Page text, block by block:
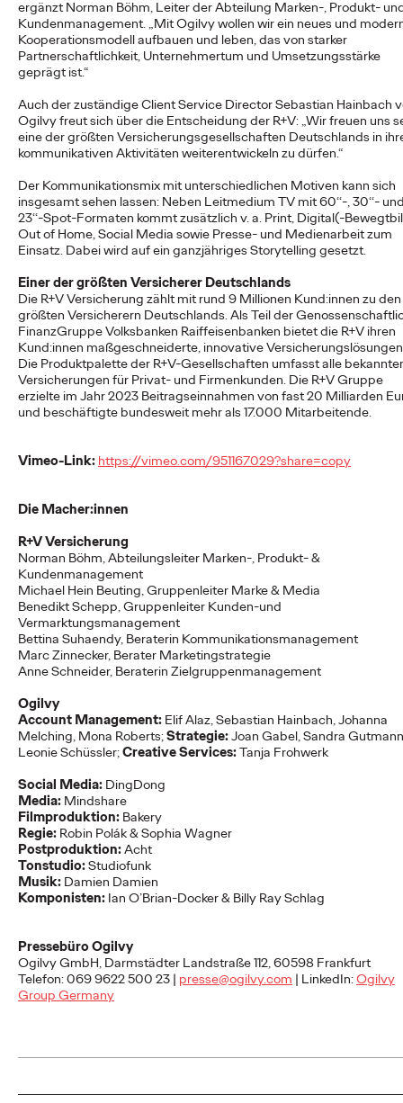
ergänzt Norman Böhm, Leiter der Abteilung Marken-, Produkt-
Kundenmanagement. „Mit Ogilvy wollen wir ein neues und
Kooperationsmodell aufbauen und leben, das von starker
Partnerschaftlichkeit, Unternehmertum und Umsetzungsstärke
geprägt ist.“
Auch der zuständige Client Service Director Sebastian Hainbach
Ogilvy freut sich über die Entscheidung der R+V: „Wir freuen uns
eine der größten Versicherungsgesellschaften Deutschlands in
kommunikativen Aktivitäten weiterentwickeln zu dürfen.“
Der Kommunikationsmix mit unterschiedlichen Motiven kann sich
insgesamt sehen lassen: Neben Leitmedium TV mit 60‘‘-, 30‘‘-
23‘‘-Spot-Formaten kommt zusätzlich v. a. Print, Digital(-
Out of Home, Social Media sowie Presse- und Medienarbeit zum
Einsatz. Dabei wird auf ein ganzjähriges Storytelling gesetzt.
Einer der größten Versicherer Deutschlands
Die R+V Versicherung zählt mit rund 9 Millionen Kund:innen zu den
größten Versicherern Deutschlands. Als Teil der
FinanzGruppe Volksbanken Raiffeisenbanken bietet die R+V ihren
Kund:innen maßgeschneiderte, innovative
Die Produktpalette der R+V-Gesellschaften umfasst alle
Versicherungen für Privat- und Firmenkunden. Die R+V Gruppe
erzielte im Jahr 2023 Beitragseinnahmen von fast 20 Milliarden
und beschäftigte bundesweit mehr als 17.000 Mitarbeitende.
Vimeo-Link: https://vimeo.com/951167029?share=copy
Die Macher:innen
R+V Versicherung
Norman Böhm, Abteilungsleiter Marken-, Produkt- &
Kundenmanagement
Michael Hein Beuting, Gruppenleiter Marke & Media
Benedikt Schepp, Gruppenleiter Kunden-und
Vermarktungsmanagement
Bettina Suhaendy, Beraterin Kommunikationsmanagement
Marc Zinnecker, Berater Marketingstrategie
Anne Schneider, Beraterin Zielgruppenmanagement
Ogilvy
Account Management: Elif Alaz, Sebastian Hainbach, Johanna
Melching, Mona Roberts;Strategie:Joan Gabel, Sandra
Leonie Schüssler;Creative Services:Tanja Frohwerk
Social Media: DingDong
Media: Mindshare
Filmproduktion: Bakery
Regie: Robin Polák & Sophia Wagner
Postproduktion:Acht
Tonstudio:Studiofunk
Musik: Damien Damien
Komponisten: Ian O’Brian-Docker & Billy Ray Schlag
Pressebüro Ogilvy
Ogilvy GmbH, Darmstädter Landstraße 112, 60598 Frankfurt
Telefon: 069 9622 500 23 | presse@ogilvy.com | LinkedIn:Ogilvy
Group Germany
Realität: Schwäbisch
Hall setzt
#MakeItReal-
Kampagne mit Ogilvy
und Social.Lab fort
Carsten Becker 15/06/2026
Nach dem erfolgreichen Auftakt im Vorjahr setzen Schwäbisch
Hall sowie die Ogilvy Group-Agenturen Ogilvy und Social.Lab
More→
NEWS
Ogilvy Group
Germany launcht erste
Kampagne für o.b.®
Ikone
Carsten Becker
Die Ogilvy Group Germany, die einige Brands der Kenvue
Germany GmbH bereits seit Längerem im Bereich Public
Relations betreut, präsentiert nach dem…
More→
NEWS
Deutsche Bahn und
Ogilvy KI-kreieren
magische Momente.
Roland Stauber 18/05/2026
Die Deutsche Bahn startet heute eine innovative Kampagne,
deren fünf Filme vollständig mit „Veo“, dem generativen Video-
KI-Modell von Google, erstellt…
More→